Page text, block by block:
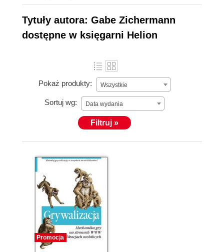
Tytuły autora: Gabe Zichermann
dostępne w księgarni Helion
Pokaż produkty: Wszystkie
Sortuj wg: Data wydania
Filtruj »
Promocja